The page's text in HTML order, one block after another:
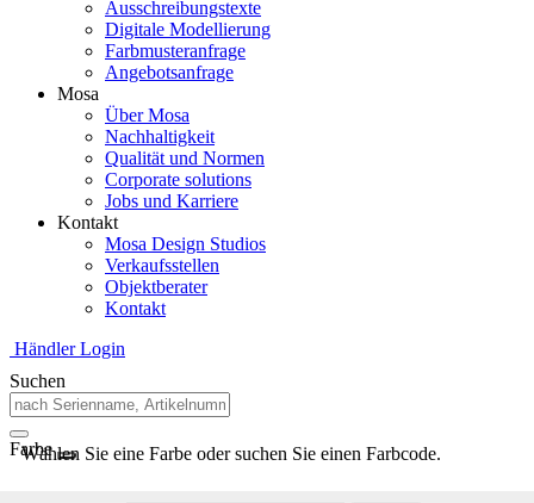
Ausschreibungstexte
Digitale Modellierung
Farbmusteranfrage
Angebotsanfrage
Mosa
Über Mosa
Nachhaltigkeit
Qualität und Normen
Corporate solutions
Jobs und Karriere
Kontakt
Mosa Design Studios
Verkaufsstellen
Objektberater
Kontakt
Händler Login
Suchen
Farbe
Wählen Sie eine Farbe oder suchen Sie einen Farbcode.